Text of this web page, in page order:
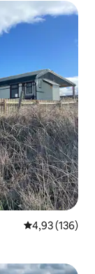
Gemiddelde
4,93 (136)